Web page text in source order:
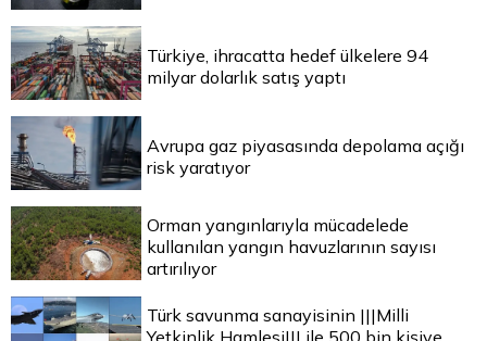
Türkiye, ihracatta hedef ülkelere 94
milyar dolarlık satış yaptı
Avrupa gaz piyasasında depolama açığı
risk yaratıyor
Orman yangınlarıyla mücadelede
kullanılan yangın havuzlarının sayısı
artırılıyor
Türk savunma sanayisinin |||Milli